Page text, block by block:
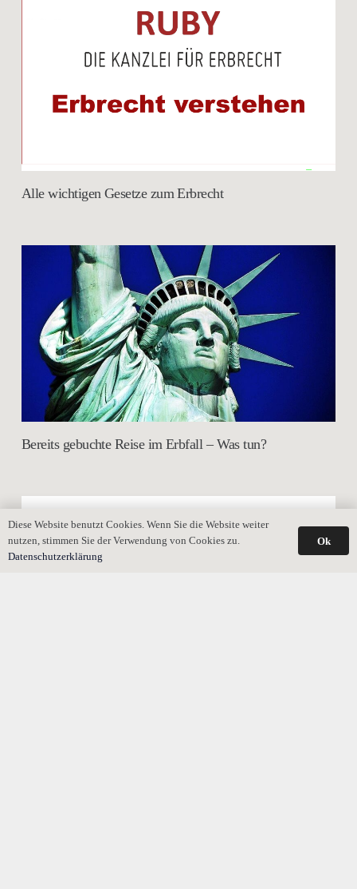
Alle wichtigen Gesetze zum Erbrecht
Bereits gebuchte Reise im Erbfall – Was tun?
Diese Website benutzt Cookies. Wenn Sie die Website weiter
nutzen, stimmen Sie der Verwendung von Cookies zu.
Datenschutzerklärung
Ok